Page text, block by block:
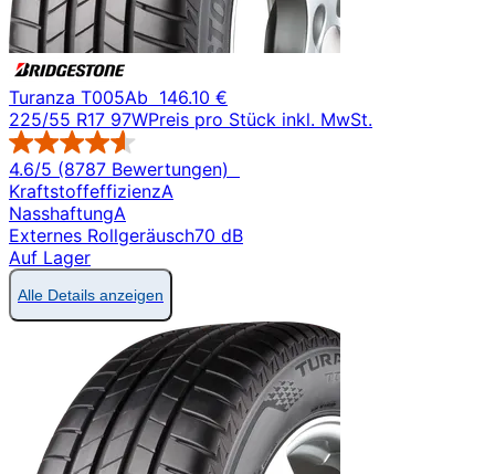
Turanza T005Ab 146.10 €
225/55 R17 97WPreis pro Stück inkl. MwSt.
4.6/5 (8787 Bewertungen)
KraftstoffeffizienzA
NasshaftungA
Externes Rollgeräusch70 dB
Auf Lager
Alle Details anzeigen